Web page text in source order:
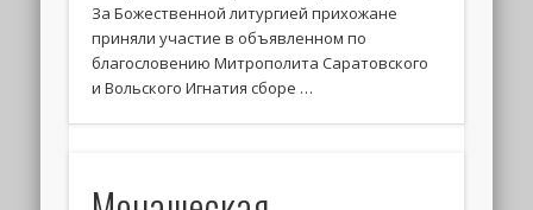
За Божественной литургией прихожане
приняли участие в объявленном по
благословению Митрополита Саратовского
и Вольского Игнатия сборе …